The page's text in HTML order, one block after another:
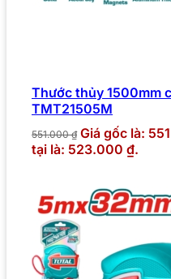
Thước thủy 1500mm
TMT21505M
551.000₫ Giá gốc là:
tại là: 523.000 ₫.